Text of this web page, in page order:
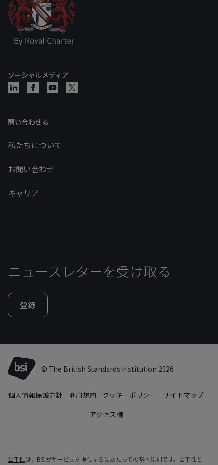
ソーシャルメディア
問い合わせる
私たちについて
お問い合わせ
キャリア
ニュースレターを受け取る
登録
© The British Standards Institution 2026
個人情報保護方針 利用規約 クッキーポリシー
サイトマップ
アクセス権
公平性は、BSIがサービスを提供するにあたっての基本原則です。公平性と